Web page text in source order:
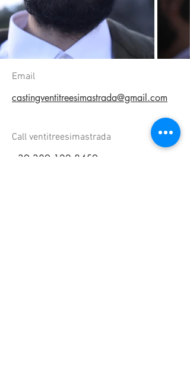
Email
castingventitreesimastrada@gmail.com
Call ventitreesimastrada
+39 389 122 8459